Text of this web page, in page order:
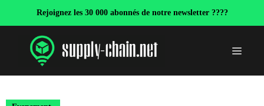
Rejoignez les 30 000 abonnés de notre newsletter ????
Menu